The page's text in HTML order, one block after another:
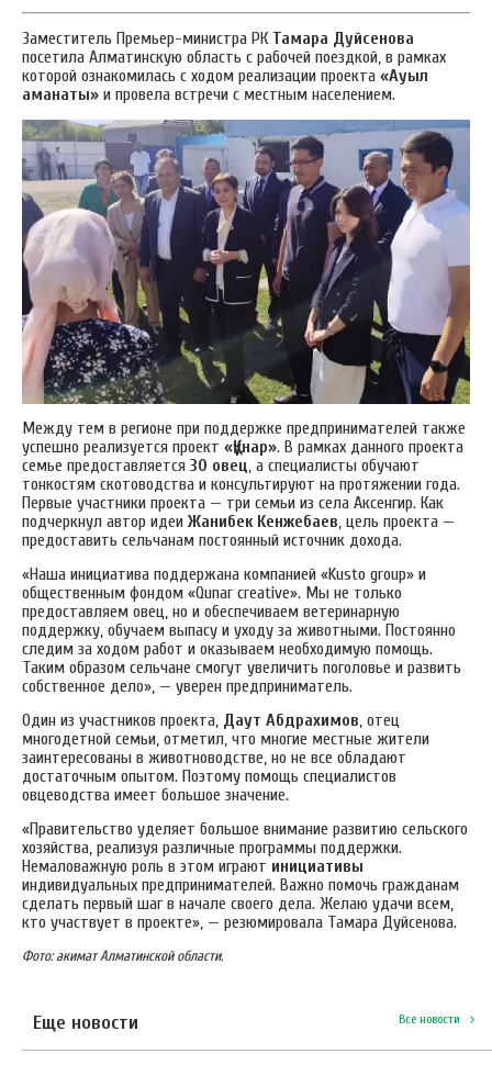
Заместитель Премьер-министра РК Тамара Дуйсенова
посетила Алматинскую область с рабочей поездкой, в рамках
которой ознакомилась с ходом реализации проекта «Ауыл
аманаты» и провела встречи с местным населением.
Между тем в регионе при поддержке предпринимателей также
успешно реализуется проект «Құнар». В рамках данного проекта
семье предоставляется 30 овец, а специалисты обучают
тонкостям скотоводства и консультируют на протяжении года.
Первые участники проекта — три семьи из села Аксенгир. Как
подчеркнул автор идеи Жанибек Кенжебаев, цель проекта —
предоставить сельчанам постоянный источник дохода.
«Наша инициатива поддержана компанией «Kusto group» и
общественным фондом «Qunar creative». Мы не только
предоставляем овец, но и обеспечиваем ветеринарную
поддержку, обучаем выпасу и уходу за животными. Постоянно
следим за ходом работ и оказываем необходимую помощь.
Таким образом сельчане смогут увеличить поголовье и развить
собственное дело», — уверен предприниматель.
Один из участников проекта, Даут Абдрахимов, отец
многодетной семьи, отметил, что многие местные жители
заинтересованы в животноводстве, но не все обладают
достаточным опытом. Поэтому помощь специалистов
овцеводства имеет большое значение.
«Правительство уделяет большое внимание развитию сельского
хозяйства, реализуя различные программы поддержки.
Немаловажную роль в этом играют инициативы
индивидуальных предпринимателей. Важно помочь гражданам
сделать первый шаг в начале своего дела. Желаю удачи всем,
кто участвует в проекте», — резюмировала Тамара Дуйсенова.
Фото: акимат Алматинской области.
Еще новости Все новости